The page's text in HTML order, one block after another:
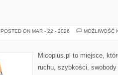
POSTED ON MAR - 22 - 2026
MOŻLIWOŚĆ
Micoplus.pl to miejsce,
ruchu, szybkości,